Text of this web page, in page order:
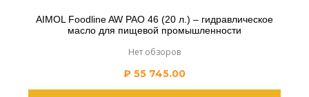
AIMOL Foodline AW PAO 46 (20 л.) – гидравлическое
масло для пищевой промышленности
Нет обзоров
₽ 55 745.00